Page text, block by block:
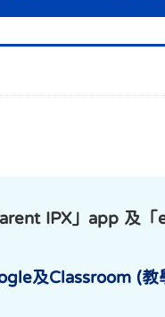
IPX」app 及
及Classroom (教